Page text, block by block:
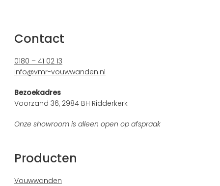
Contact
0180 – 41 02 13
info@vmr-vouwwanden.nl
Bezoekadres
Voorzand 36, 2984 BH Ridderkerk
Onze showroom is alleen open op afspraak
Producten
Vouwwanden